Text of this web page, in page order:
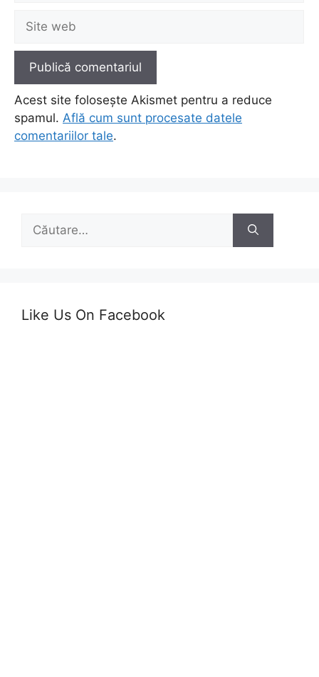
Site
web
Acest site folosește Akismet pentru a reduce
spamul. Află cum sunt procesate datele
comentariilor tale.
după:
Like Us On Facebook